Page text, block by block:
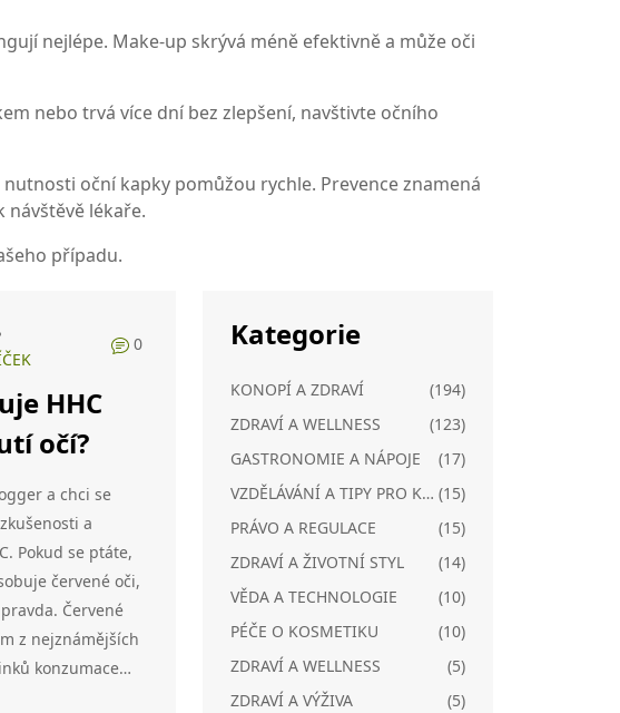
nejlépe. Make-up skrývá méně efektivně a může oči
nebo trvá více dní bez zlepšení, navštivte očního
oční kapky pomůžou rychle. Prevence znamená
návštěvě lékaře.
případu.
0
HHC
očí?
a chci se
a
Pokud se ptáte,
červené oči,
Červené
z nejznámějších
konzumace
Kategorie
KONOPÍ A ZDRAVÍ
(194)
ZDRAVÍ A WELLNESS
(123)
GASTRONOMIE A NÁPOJE
(17)
VZDĚLÁVÁNÍ A TIPY PRO KONOPÍ (15)
PRÁVO A REGULACE
(15)
ZDRAVÍ A ŽIVOTNÍ STYL
(14)
VĚDA A TECHNOLOGIE
(10)
PÉČE O KOSMETIKU
(10)
ZDRAVÍ A WELLNESS
(5)
ZDRAVÍ A VÝŽIVA
(5)